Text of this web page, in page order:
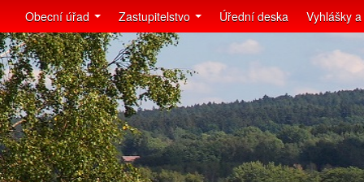
Obecní úřad Zastupitelstvo Úřední deska Vyhlášky